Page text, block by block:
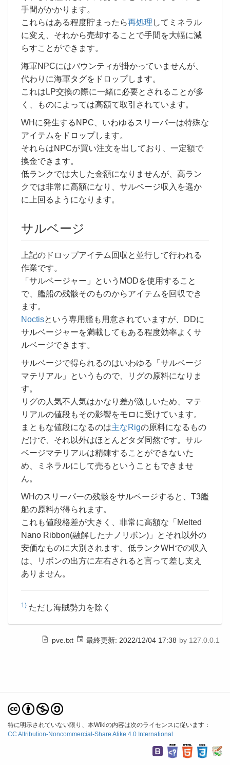
手間がかかります。
これらはある程度貯まったら再処理 してミネラル
に変え、それから売却することで手間を大幅に減
らすことができます。
海軍NPCにはバウンティが掛かっていませんが、
代わりに海軍タグをドロップします。
これはLP交換の際に一緒に必要とされることが多
く、ものによっては高額て取引されています。
WHに発生するNPC、いわゆるスリーパーは特殊な
アイテムをドロップします。
それらはNPCが買い注文を出しており、一定額で
換金できます。
低ランクでは大した金額になりませんが、高ラン
クでは非常に高額になり、サルベージ収入を遥か
に上回るようになります。
サルベージ
上記のドロップアイテム回収と並行して行われる
作業です。
「サルベージャー」というMODを使用すること
で、艦船の残骸そのものからアイテムを回収でき
ます。
Noctisという専用艦も用意されていますが、DDに
サルベージャーを満載してもある程度効率よくサ
ルベージできます。
サルベージで得られるのはいわゆる「サルベージ
マテリアル」というもので、リグの原料になりま
す。
リグの人気不人気はかなり差が激しいため、マテ
リアルの値段もその影響をモロに受けています。
まともな値段になるのは主なRigの原料になるもの
だけで、それ以外はほとんどタダ同然です。サル
ベージマテリアルは精錬することができないた
め、ミネラルにして売るということもできませ
ん。
WHのスリーパーの残骸をサルベージすると、T3艦
船の原料が得られます。
これも値段格差が大きく、非常に高額な「Melted
Nano Ribbon(融解したナノリボン)」とそれ以外の
安価なものに大別されます。低ランクWHでの収入
は、リボンの出方に左右されると言って差し支え
ありません。
1) ただし海賊勢力を除く
pve.txt 最終更新: 2022/12/04 17:38 by 127.0.0.1
特に明示されていない限り、本Wikiの内容は次のライセンスに従います：
CC Attribution-Noncommercial-Share Alike 4.0 International